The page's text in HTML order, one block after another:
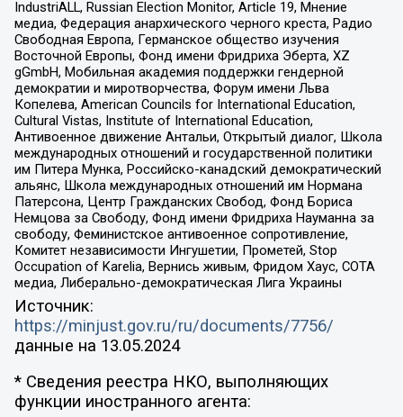
IndustriALL, Russian Election Monitor, Article 19, Мнение
медиа, Федерация анархического черного креста, Радио
Свободная Европа, Германское общество изучения
Восточной Европы, Фонд имени Фридриха Эберта, XZ
gGmbH, Мобильная академия поддержки гендерной
демократии и миротворчества, Форум имени Льва
Копелева, American Councils for International Education,
Cultural Vistas, Institute of International Education,
Антивоенное движение Антальи, Открытый диалог, Школа
международных отношений и государственной политики
им Питера Мунка, Российско-канадский демократический
альянс, Школа международных отношений им Нормана
Патерсона, Центр Гражданских Свобод, Фонд Бориса
Немцова за Свободу, Фонд имени Фридриха Науманна за
свободу, Феминистское антивоенное сопротивление,
Комитет независимости Ингушетии, Прометей, Stop
Occupation of Karelia, Вернись живым, Фридом Хаус, СОТА
медиа, Либерально-демократическая Лига Украины
Источник:
https://minjust.gov.ru/ru/documents/7756/
данные на 13.05.2024
* Сведения реестра НКО, выполняющих
функции иностранного агента: